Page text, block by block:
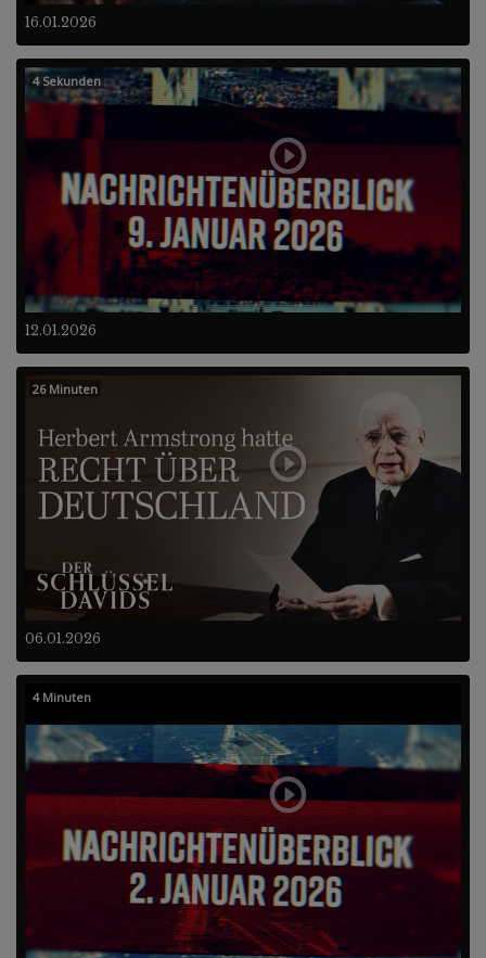
16.01.2026
12.01.2026
4 Sekunden
06.01.2026
26 Minuten
4 Minuten